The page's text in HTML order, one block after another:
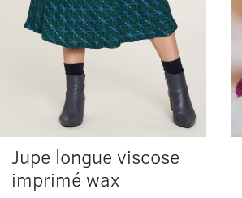
Jupe longue viscose
imprimé wax